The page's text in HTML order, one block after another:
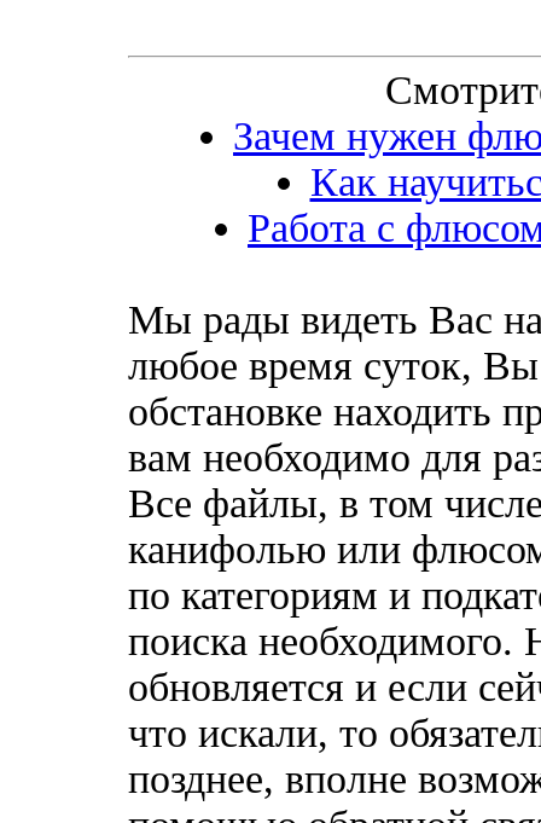
Зачем нужен
Как
Работа с
Мы рады видеть Вас
любое время суток,
обстановке находить
вам необходимо для
Все файлы, в том
канифолью или
по категориям и
поиска необходимого.
обновляется и если
что искали, то
позднее, вполне